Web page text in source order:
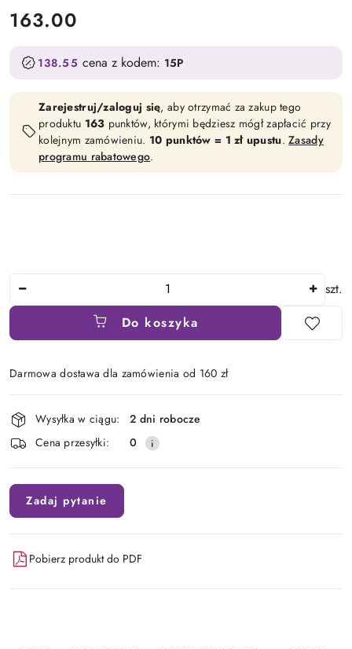
cena:
163.00
138.55 cena z kodem: 15P
Zarejestruj/zaloguj się, aby otrzymać za zakup tego
produktu 163 punktów, którymi będziesz mógł zapłacić przy
kolejnym zamówieniu. 10 punktów = 1 zł upustu.Zasady
programu rabatowego.
szt.
Do koszyka
Darmowa dostawa dla zamówienia od 160 zł
i
dostawa
Wysyłka w ciągu:
2 dni robocze
Cena przesyłki:
0
Zadaj pytanie
Pobierz produkt do PDF